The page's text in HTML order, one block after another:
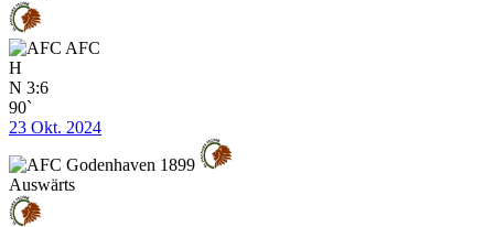
AFC
H
N 3:6
90`
23 Okt. 2024
Auswärts